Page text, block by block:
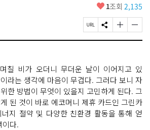
좋
요
1조회 2,135
페
이
R
L
복
사
S
N
유
하
기
글
자
크
게
변
경
하
기
글
자
게
변
경
하
기
칠 비가 오더니 무더운 날이 이어지고 있
라는 생각에 마음이 무겁다. 그러다 보니 자
한 방법이 무엇이 있을지 고민하게 된다. 그
된 것이 바로 에코머니 제휴 카드인 그린카
지 절약 및 다양한 친환경 활동을 통해 얻
이다.